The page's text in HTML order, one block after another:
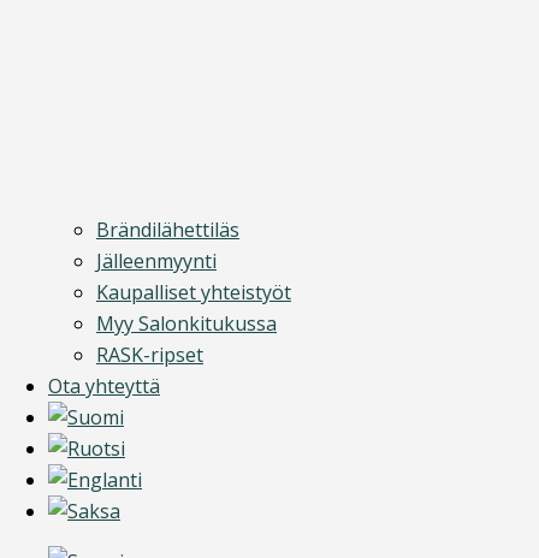
Brändilähettiläs
Jälleenmyynti
Kaupalliset yhteistyöt
Myy Salonkitukussa
RASK-ripset
Ota yhteyttä